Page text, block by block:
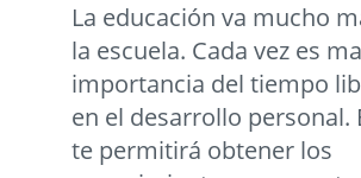
La educación va mucho
la escuela. Cada vez es
importancia del tiempo
en el desarrollo personal.
te permitirá obtener los